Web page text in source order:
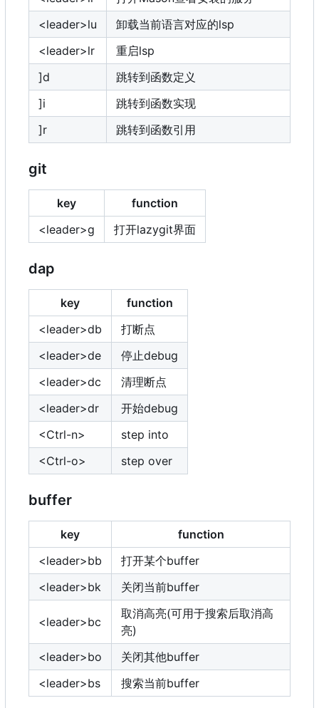
<leader>lu
卸载当前语言对应的lsp
<leader>lr
重启lsp
]d
跳转到函数定义
]i
跳转到函数实现
]r
跳转到函数引用
git
key
function
<leader>g
打开lazygit界面
dap
key
function
<leader>db
打断点
<leader>de
停止debug
<leader>dc
清理断点
<leader>dr
开始debug
<Ctrl-n>
step into
<Ctrl-o>
step over
buffer
key
function
<leader>bb
打开某个buffer
<leader>bk
关闭当前buffer
<leader>bc
取消高亮(可用于搜索后取消高
亮)
<leader>bo
关闭其他buffer
<leader>bs
搜索当前buffer